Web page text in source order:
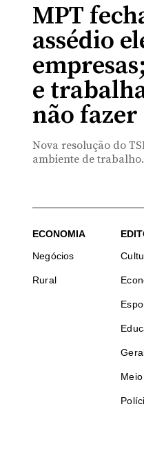
MPT
assédio
e
não fazer
Nova resolução do
ambiente de
ECONOMIA
Negócios
Rural